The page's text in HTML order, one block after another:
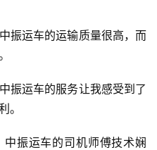
中振运车的运输质量很高，而
中振运车的服务让我感受到了
。
中振运车的司机师傅技术娴